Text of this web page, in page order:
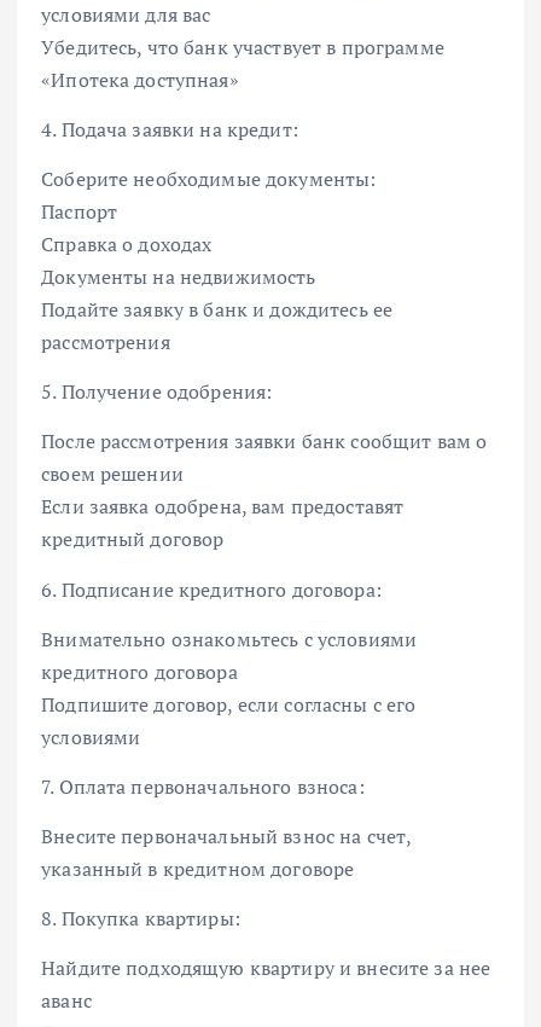
условиями для вас
Убедитесь, что банк участвует в программе
«Ипотека доступная»
4. Подача заявки на кредит:
Соберите необходимые документы:
Паспорт
Справка о доходах
Документы на недвижимость
Подайте заявку в банк и дождитесь ее
рассмотрения
5. Получение одобрения:
После рассмотрения заявки банк сообщит вам о
своем решении
Если заявка одобрена, вам предоставят
кредитный договор
6. Подписание кредитного договора:
Внимательно ознакомьтесь с условиями
кредитного договора
Подпишите договор, если согласны с его
условиями
7. Оплата первоначального взноса:
Внесите первоначальный взнос на счет,
указанный в кредитном договоре
8. Покупка квартиры:
Найдите подходящую квартиру и внесите за нее
аванс